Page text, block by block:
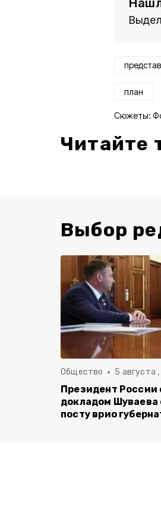
план
Сюжеты:
Читайте
Выбор
Общество 5 августа ,
Президент России
докладом Шуваева
посту врио